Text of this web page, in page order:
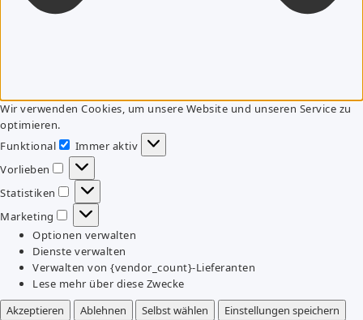
Wir verwenden Cookies, um unsere Website und unseren Service zu
optimieren.
Funktional
Funktional
Immer aktiv
Vorlieben
Vorlieben
Statistiken
Statistiken
Marketing
Marketing
Optionen verwalten
Dienste verwalten
Verwalten von {vendor_count}-Lieferanten
Lese mehr über diese Zwecke
Akzeptieren
Ablehnen Selbst wählen
Einstellungen speichern